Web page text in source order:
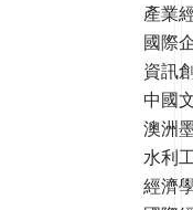
產業
國際
資訊
中國
澳洲
水利
經濟